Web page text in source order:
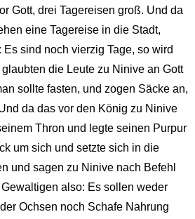
Gott, drei Tagereisen groß. Und da
eine Tagereise in die Stadt,
sind noch vierzig Tage, so wird
die Leute zu Ninive an Gott
sollte fasten, und zogen Säcke an,
da das vor den König zu Ninive
Thron und legte seinen Purpur
um sich und setzte sich in die
und sagen zu Ninive nach Befehl
also: Es sollen weder
Ochsen noch Schafe Nahrung